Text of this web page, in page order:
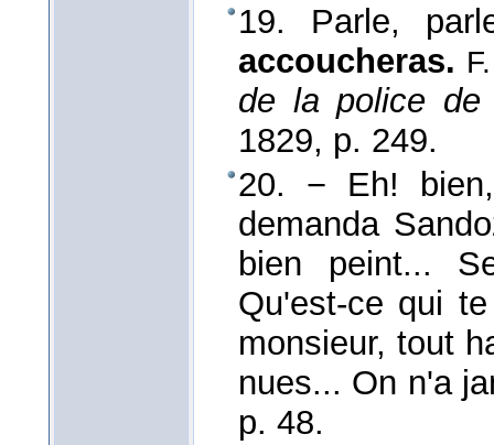
19. Parle,
accoucheras.
de la police de
1829, p. 249.
20. − Eh!
demanda
bien peint...
Qu'est-ce qui
monsieur, tout
nues... On n'a
p. 48.